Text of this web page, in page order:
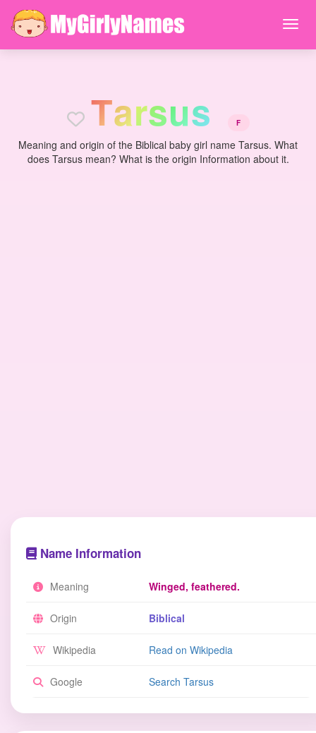
Tarsus F
Meaning and origin of the Biblical baby girl name Tarsus. What
does Tarsus mean? What is the origin Information about it.
Name Information
Meaning Winged, feathered.
Origin Biblical
Wikipedia Read on Wikipedia
Google Search Tarsus